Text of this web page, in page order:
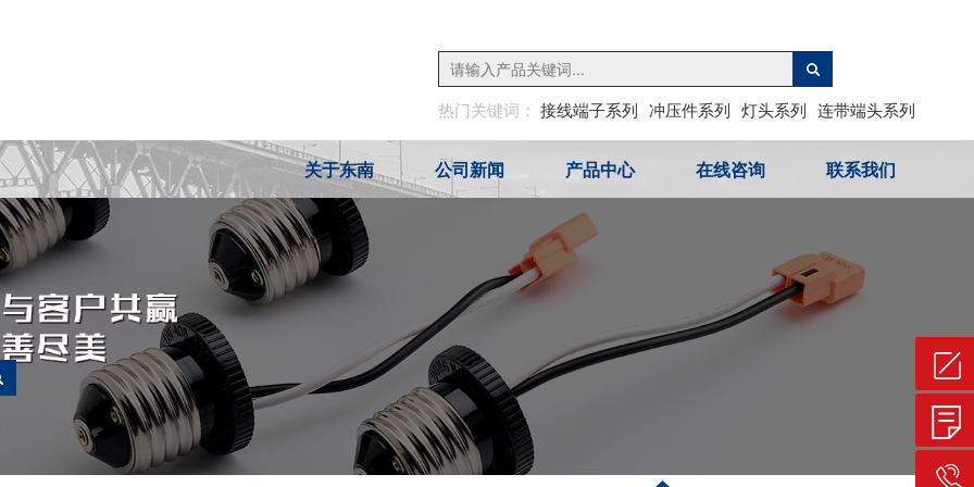
热门关键词： 接线端子系列 冲压件系列 灯头系列 连带端头系列
关于东南 公司新闻 产品中心 在线咨询 联系我们